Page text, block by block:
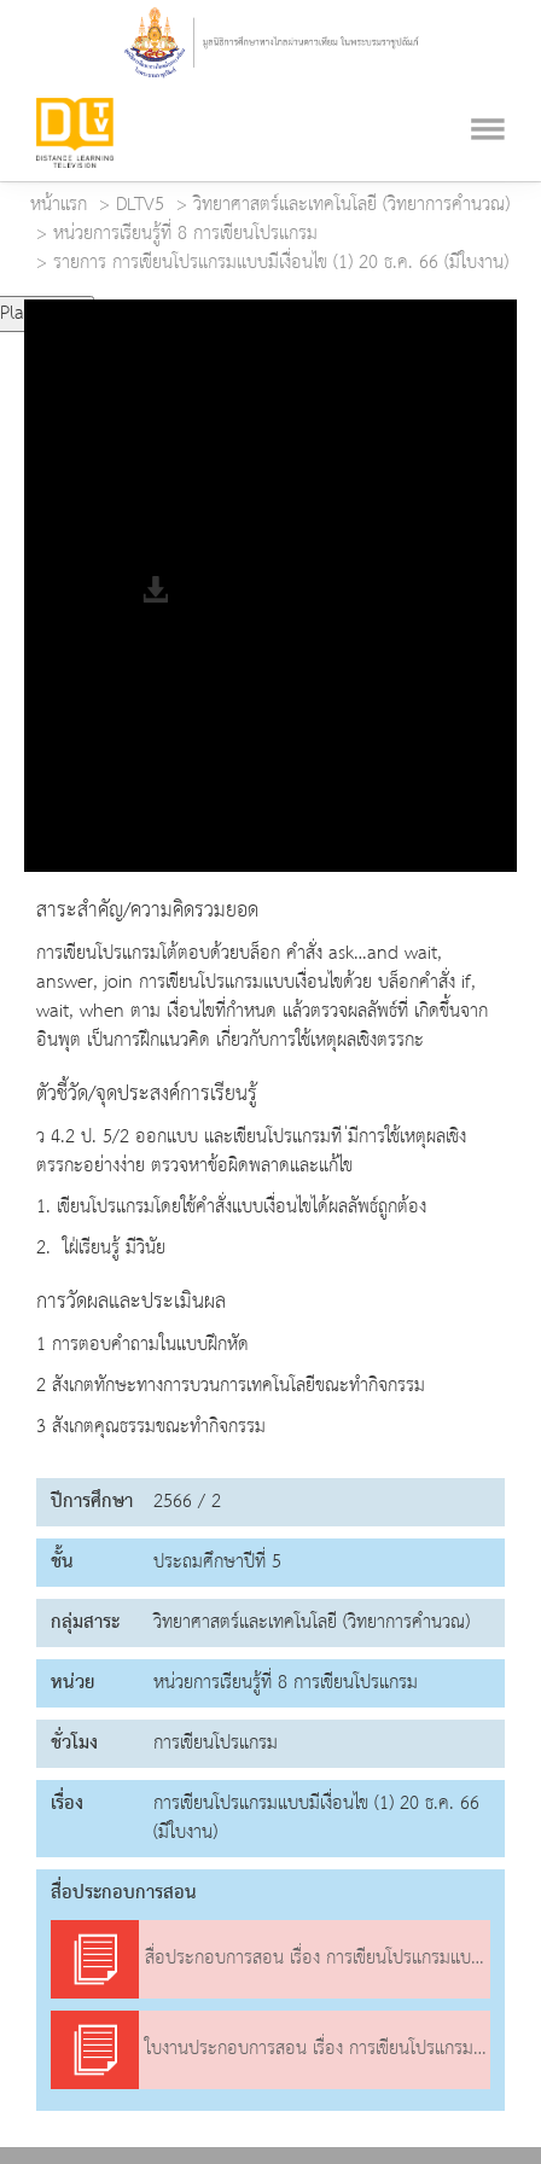
หน้าแรก DLTV5
วิทยาศาสตร์และเทคโนโลยี (วิทยาการคำนวณ)
หน่วยการเรียนรู้ที่ 8 การเขียนโปรแกรม
รายการ การเขียนโปรแกรมแบบมีเงื่อนไข (1) 20 ธ.ค. 66 (มีใบงาน)
Play Video
สาระสำคัญ/ความคิดรวมยอด
การเขียนโปรแกรมโต้ตอบด้วยบล็อก คำสั่ง ask…and wait,
answer, join การเขียนโปรแกรมแบบเงื่อนไขด้วย บล็อกคำสั่ง if,
wait, when ตาม เงื่อนไขที่กำหนด แล้วตรวจผลลัพธ์ที่ เกิดขึ้นจาก
อินพุต เป็นการฝึกแนวคิด เกี่ยวกับการใช้เหตุผลเชิงตรรกะ
ตัวชี้วัด/จุดประสงค์การเรียนรู้
ว 4.2 ป. 5/2 ออกแบบ และเขียนโปรแกรมที ่มีการใช้เหตุผลเชิง
ตรรกะอย่างง่าย ตรวจหาข้อผิดพลาดและแก้ไข
1. เขียนโปรแกรมโดยใช้คำสั่งแบบเงื่อนไขได้ผลลัพธ์ถูกต้อง
2. ใฝ่เรียนรู้ มีวินัย
การวัดผลและประเมินผล
1 การตอบคำถามในแบบฝึกหัด
2 สังเกตทักษะทางการบวนการเทคโนโลยีขณะทำกิจกรรม
3 สังเกตคุณธรรมขณะทำกิจกรรม
ปีการศึกษา 2566 / 2
ชั้น
ประถมศึกษาปีที่ 5
กลุ่มสาระ
วิทยาศาสตร์และเทคโนโลยี (วิทยาการคำนวณ)
หน่วย
หน่วยการเรียนรู้ที่ 8 การเขียนโปรแกรม
ชั่วโมง
การเขียนโปรแกรม
เรื่อง
การเขียนโปรแกรมแบบมีเงื่อนไข (1) 20 ธ.ค. 66
(มีใบงาน)
สื่อประกอบการสอน
สื่อประกอบการสอน เรื่อง การเขียนโปรแกรมแบบมีเงื่อนไข (1)
ใบงานประกอบการสอน เรื่อง การเขียนโปรแกรมแบบมีเงื่อนไข (1)